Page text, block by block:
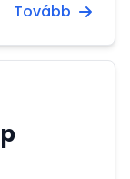
plaćanja )
Tovább